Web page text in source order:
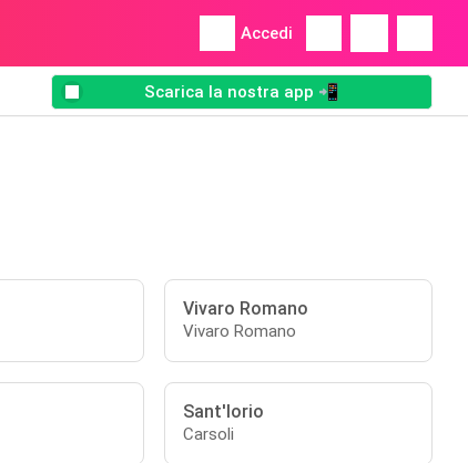
Accedi
Scarica la nostra app 📲
Vivaro Romano
Vivaro Romano
Sant'Iorio
Carsoli